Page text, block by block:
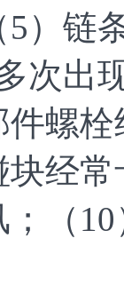
）链
次出
螺
经
（